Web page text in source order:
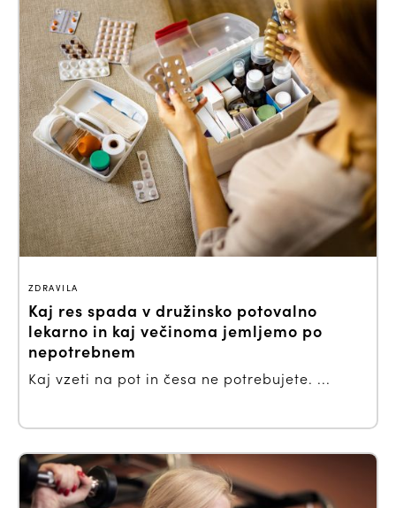
ZDRAVILA
Kaj res spada v družinsko potovalno
lekarno in kaj večinoma jemljemo po
nepotrebnem
Kaj vzeti na pot in česa ne potrebujete. ...